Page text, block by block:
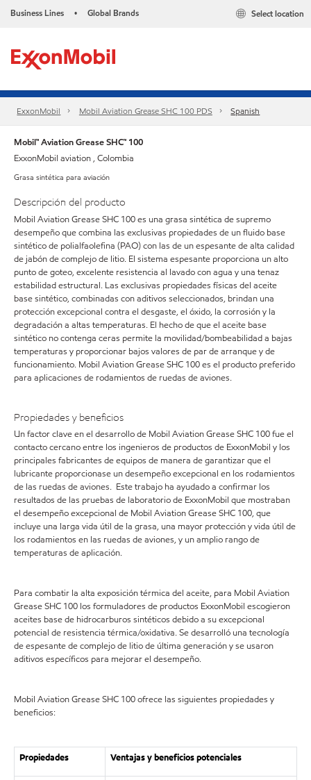
Business Lines • Global Brands Select location
ExxonMobil Mobil Aviation Grease SHC 100 PDS Spanish
Mobil™ Aviation Grease SHC™ 100
ExxonMobil aviation , Colombia
Grasa sintética para aviación
Descripción del producto
Mobil Aviation Grease SHC 100 es una grasa sintética de supremo
desempeño que combina las exclusivas propiedades de un fluido base
sintético de polialfaolefina (PAO) con las de un espesante de alta calidad
de jabón de complejo de litio. El sistema espesante proporciona un alto
punto de goteo, excelente resistencia al lavado con agua y una tenaz
estabilidad estructural. Las exclusivas propiedades físicas del aceite
base sintético, combinadas con aditivos seleccionados, brindan una
protección excepcional contra el desgaste, el óxido, la corrosión y la
degradación a altas temperaturas. El hecho de que el aceite base
sintético no contenga ceras permite la movilidad/bombeabilidad a bajas
temperaturas y proporcionar bajos valores de par de arranque y de
funcionamiento. Mobil Aviation Grease SHC 100 es el producto preferido
para aplicaciones de rodamientos de ruedas de aviones.
Propiedades y beneficios
Un factor clave en el desarrollo de Mobil Aviation Grease SHC 100 fue el
contacto cercano entre los ingenieros de productos de ExxonMobil y los
principales fabricantes de equipos de manera de garantizar que el
lubricante proporcionase un desempeño excepcional en los rodamientos
de las ruedas de aviones. Este trabajo ha ayudado a confirmar los
resultados de las pruebas de laboratorio de ExxonMobil que mostraban
el desempeño excepcional de Mobil Aviation Grease SHC 100, que
incluye una larga vida útil de la grasa, una mayor protección y vida útil de
los rodamientos en las ruedas de aviones, y un amplio rango de
temperaturas de aplicación.
Para combatir la alta exposición térmica del aceite, para Mobil Aviation
Grease SHC 100 los formuladores de productos ExxonMobil escogieron
aceites base de hidrocarburos sintéticos debido a su excepcional
potencial de resistencia térmica/oxidativa. Se desarrolló una tecnología
de espesante de complejo de litio de última generación y se usaron
aditivos específicos para mejorar el desempeño.
Mobil Aviation Grease SHC 100 ofrece las siguientes propiedades y
beneficios:
Propiedades Ventajas y beneficios potenciales